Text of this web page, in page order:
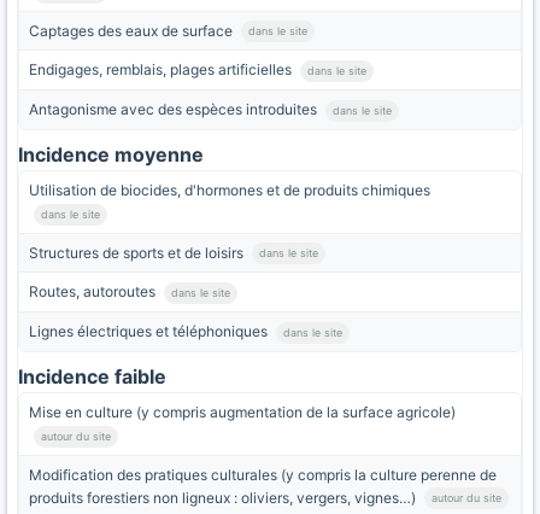
Captages des eaux de surface dans le site
Endigages, remblais, plages artificielles dans le site
Antagonisme avec des espèces introduites dans le site
Incidence moyenne
Utilisation de biocides, d'hormones et de produits chimiques
dans le site
Structures de sports et de loisirs dans le site
Routes, autoroutes dans le site
Lignes électriques et téléphoniques dans le site
Incidence faible
Mise en culture (y compris augmentation de la surface agricole)
autour du site
Modification des pratiques culturales (y compris la culture perenne de
produits forestiers non ligneux : oliviers, vergers, vignes…)
autour du site